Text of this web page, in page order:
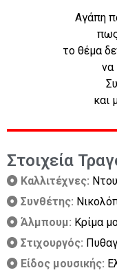
Αγάπη
το θέμα
να
και
Στοιχεία
Καλλιτέχνες:
Συνθέτης:
Άλμπουμ: Κρίμα
Στιχουργός:
Είδος μουσικής: